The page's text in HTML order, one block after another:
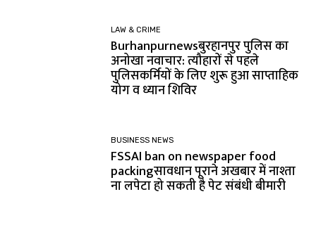
LAW & CRIME
Burhanpurnewsबुरहानपुर पुलिस का
अनोखा नवाचार: त्यौहारों से पहले
पुलिसकर्मियों के लिए शुरू हुआ साप्ताहिक
योग व ध्यान शिविर
BUSINESS NEWS
FSSAI ban on newspaper food
packingसावधान पूराने अखबार में नाश्ता
ना लपेटा हो सकती है पेट संबंधी बीमारी